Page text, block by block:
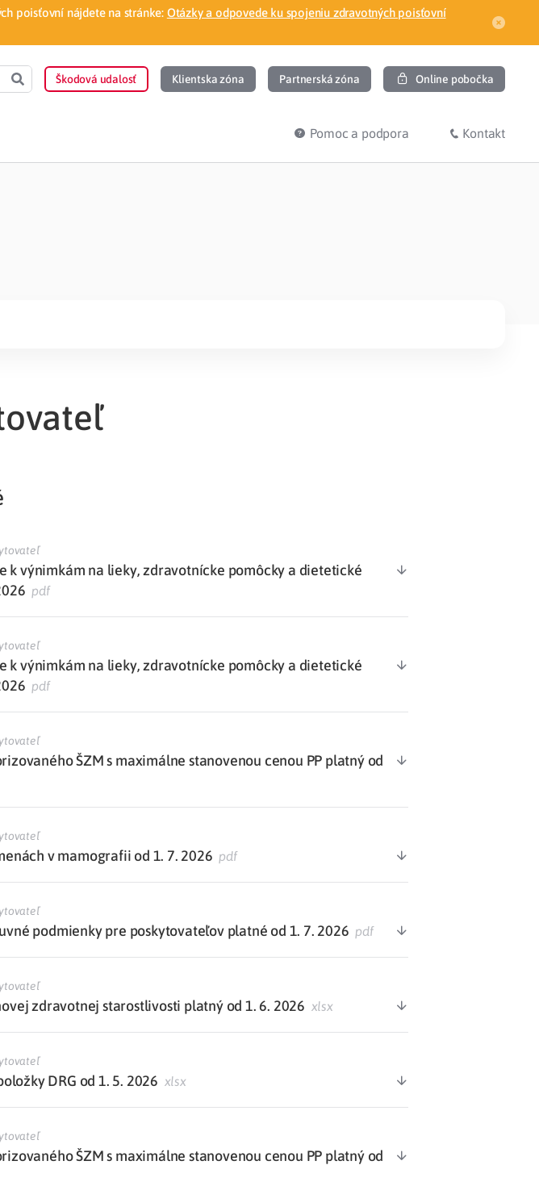
poisťovní nájdete na stránke: Otázky a odpovede ku spojeniu zdravotných poisťovní
Škodová udalosť Klientska zóna Partnerská zóna Online pobočka
Pomoc a podpora Kontakt
k výnimkám na lieky, zdravotnícke pomôcky a dietetické
pdf
k výnimkám na lieky, zdravotnícke pomôcky a dietetické
pdf
ŠZM s maximálne stanovenou cenou PP platný od
v mamografii od 1. 7. 2026 pdf
podmienky pre poskytovateľov platné od 1. 7. 2026 pdf
zdravotnej starostlivosti platný od 1. 6. 2026 xlsx
DRG od 1. 5. 2026 xlsx
ŠZM s maximálne stanovenou cenou PP platný od